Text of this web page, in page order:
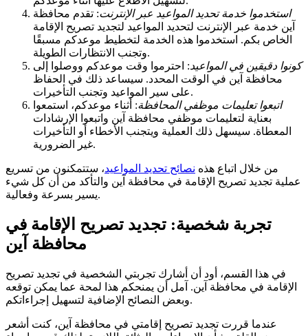
استخدموا خدمة تحديد المواعيد عبر الإنترنت: تقدم محافظة
آين خدمة عبر الإنترنت لتحديد المواعيد لتجديد تصريح الإقامة
الخاص بكم. استخدموا هذه الخدمة لتخطيط موعدكم مسبقًا
وتجنب الانتظارات الطويلة.
كونوا دقيقين في المواعيد: احترموا وقت موعدكم ووصلوا إلى
محافظة آين في الوقت المحدد. سيساعد ذلك في الحفاظ
على سير المواعيد وتجنب التأخيرات.
اتبعوا تعليمات موظفي المحافظة: أثناء موعدكم، استمعوا
بعناية لتعليمات موظفي محافظة آين واتبعوا الإرشادات
المعطاة. سيسهل ذلك العملية ويتجنب الأخطاء أو التأخيرات
غير الضرورية.
من خلال اتباع هذه نصائح تحديد المواعيد، ستتمكنون من تسريع
عملية تجديد تصريح الإقامة في محافظة آين والتأكد من أن كل شيء
يسير بسرعة وفعالية.
تجربة شخصية: تجديد تصريح الإقامة في
محافظة آين
في هذا القسم، أود أن أشارك تجربتي الشخصية في تجديد تصريح
الإقامة في محافظة آين. آمل أن يمنحكم هذا لمحة عما يمكن توقعه
وبعض النصائح الإضافية لتسهيل إجراءاتكم.
عندما قررت تجديد تصريح إقامتي في محافظة آين، كنت أشعر